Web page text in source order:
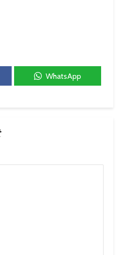
WhatsApp